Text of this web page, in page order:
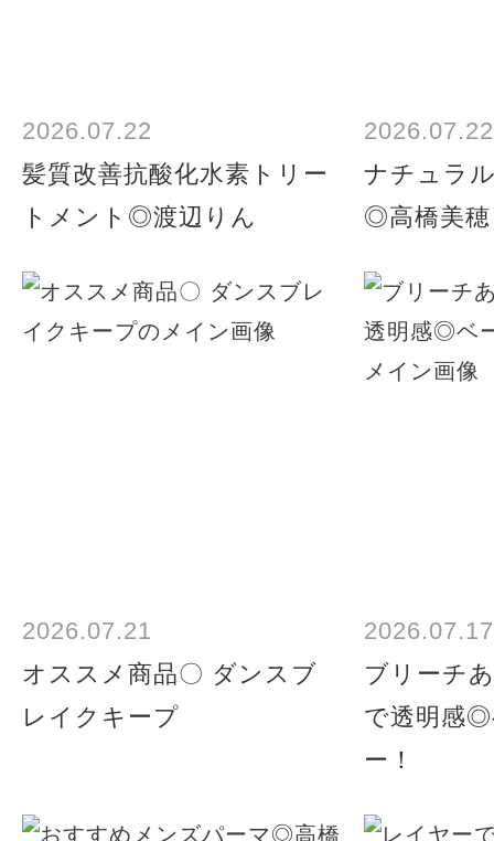
2026.07.22
髪質改善抗酸化水素トリー
トメント◎渡辺りん
2026.07.22
ナチュラ
◎高橋美穂
2026.07.21
オススメ商品〇 ダンスブ
レイクキープ
2026.07.17
ブリーチ
で透明感
ー！